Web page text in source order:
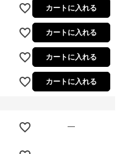
カートに入れる
カートに入れる
カートに入れる
カートに入れる
—